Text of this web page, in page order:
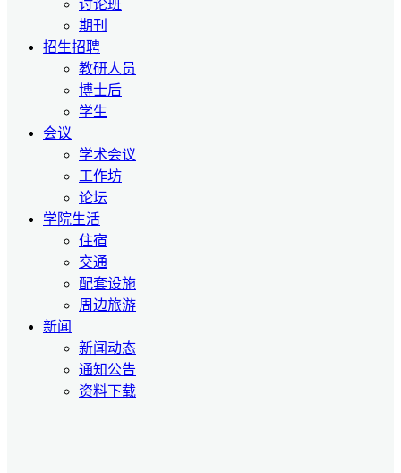
讨论班
期刊
招生招聘
教研人员
博士后
学生
会议
学术会议
工作坊
论坛
学院生活
住宿
交通
配套设施
周边旅游
新闻
新闻动态
通知公告
资料下载